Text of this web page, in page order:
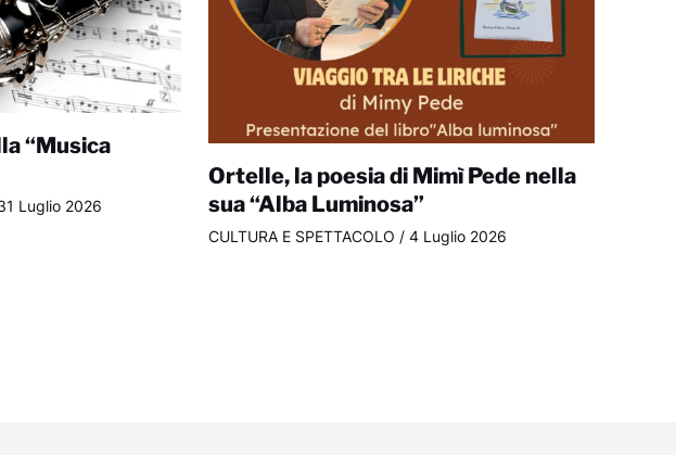
“Musica
Luglio 2026
Ortelle, la poesia di Mimì Pede nella
sua “Alba Luminosa”
CULTURA E SPETTACOLO / 4 Luglio 2026